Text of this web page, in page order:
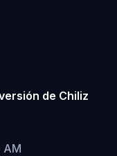
de Chiliz
AM